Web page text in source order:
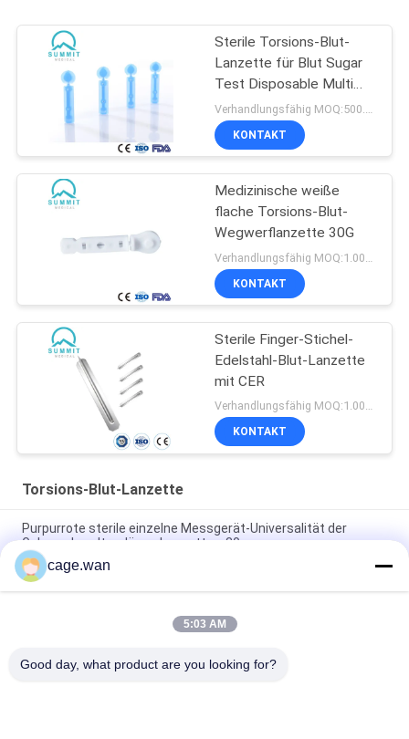
Sterile Torsions-Blut-
Lanzette für Blut Sugar
Test Disposable Multi
Colored
KONTAKT
Medizinische weiße
flache Torsions-Blut-
Wegwerflanzette 30G
KONTAKT
Sterile Finger-Stichel-
Edelstahl-Blut-Lanzette
mit CER
Verhandlungsfähig MOQ:1.000.000 PCS
KONTAKT
Torsions-Blut-Lanzette
Purpurrote sterile einzelne Messgerät-Universalität der
Gebrauchs-ultra dünne Lanzetten-30
Torsions-Spitzenlanzette der Größen-30G für Lancing Gerät-
transparentes Blau
Medizinische Wegwerftorsions-Blut-Lanzette für Blut-
cage.wan
5:03 AM
Good day, what product are you looking for?